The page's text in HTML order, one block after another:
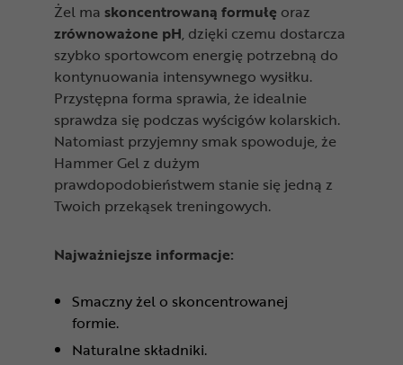
Żel ma skoncentrowaną formułę oraz
zrównoważone pH, dzięki czemu dostarcza
szybko sportowcom energię potrzebną do
kontynuowania intensywnego wysiłku.
Przystępna forma sprawia, że idealnie
sprawdza się podczas wyścigów kolarskich.
Natomiast przyjemny smak spowoduje, że
Hammer Gel z dużym
prawdopodobieństwem stanie się jedną z
Twoich przekąsek treningowych.
Najważniejsze informacje:
Smaczny żel o skoncentrowanej
formie.
Naturalne składniki.